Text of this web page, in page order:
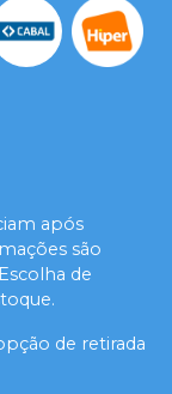
após
são
de
de retirada